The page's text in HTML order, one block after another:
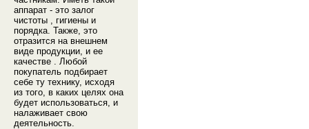
аппарат - это залог
чистоты , гигиены и
порядка. Также, это
отразится на внешнем
виде продукции, и ее
качестве . Любой
покупатель подбирает
себе ту технику, исходя
из того, в каких целях она
будет использоваться, и
налаживает свою
деятельность.